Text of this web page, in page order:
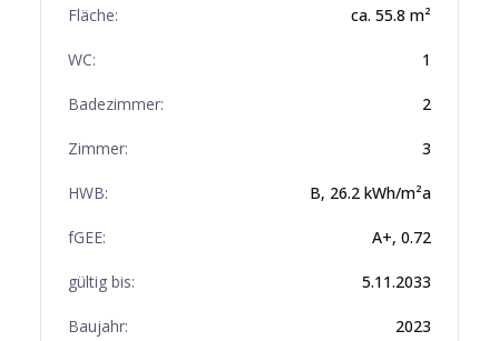
Fläche: ca. 55.8 m²
WC: 1
Badezimmer: 2
Zimmer: 3
HWB: B, 26.2 kWh/m²a
fGEE: A+, 0.72
gültig bis: 5.11.2033
Baujahr: 2023